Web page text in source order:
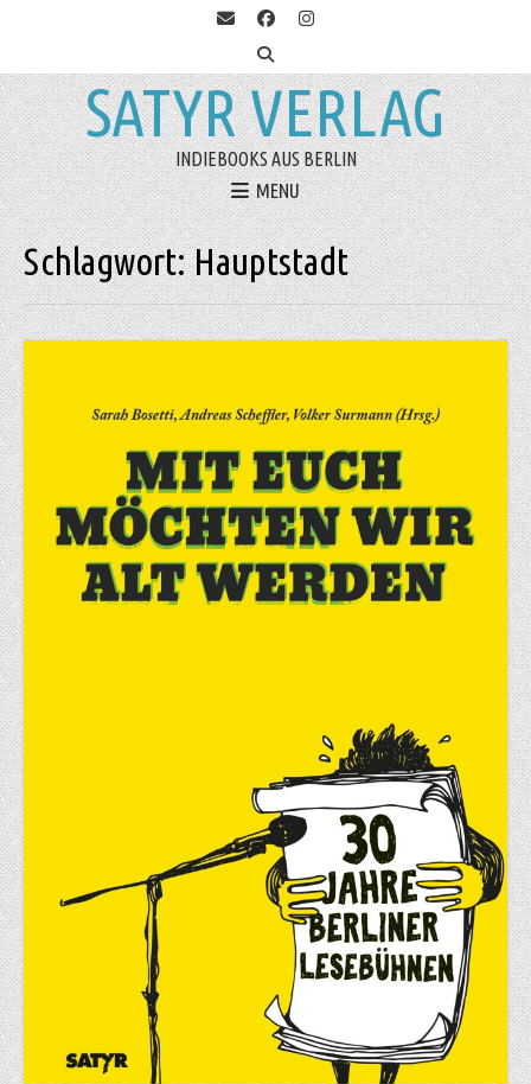
SATYR VERLAG
INDIEBOOKS AUS BERLIN
MENU
Schlagwort:Hauptstadt